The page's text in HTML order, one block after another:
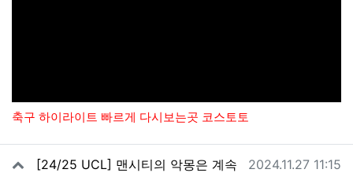
축구 하이라이트 빠르게 다시보는곳 코스토토
관련자료[24/25 UCL] 맨시티의 악몽은 계속
작성일
2024.11.27 11:15